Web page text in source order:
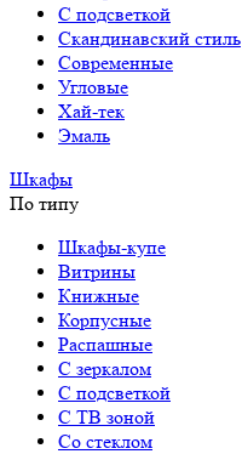
С подсветкой
Скандинавский стиль
Современные
Угловые
Хай-тек
Эмаль
Шкафы
По типу
Шкафы-купе
Витрины
Книжные
Корпусные
Распашные
С зеркалом
С подсветкой
С ТВ зоной
Со стеклом